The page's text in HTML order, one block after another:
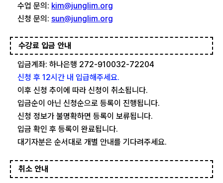
수업 문의: kim@junglim.org
신청 문의: sun@junglim.org
수강료 입금 안내
입금계좌: 하나은행 272-910032-72204
신청 후 12시간 내 입급해주세요.
이후 신청 추이에 따라 신청이 취소됩니다.
입금순이 아닌 신청순으로 등록이 진행됩니다.
신청 정보가 불명확하면 등록이 보류됩니다.
입금 확인 후 등록이 완료됩니다.
대기자분은 순서대로 개별 안내를 기다려주세요.
취소 안내